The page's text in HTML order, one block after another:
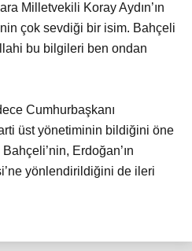
Milletvekili Koray Aydın’ın
çok sevdiği bir isim. Bahçeli
bu bilgileri ben ondan
Cumhurbaşkanı
üst yönetiminin bildiğini öne
Erdoğan’ın
yönlendirildiğini de ileri